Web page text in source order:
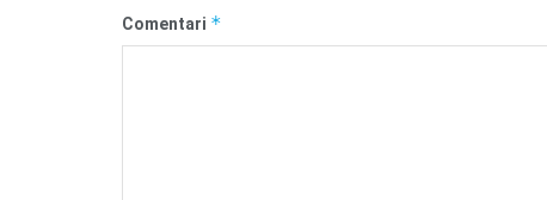
Comentari *